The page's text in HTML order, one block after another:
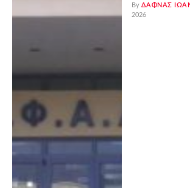
By ΔΑΦΝΆΣ
2026